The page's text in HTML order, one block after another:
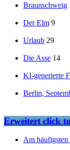
Braunschweig
Der Elm 9
Urlaub 29
Die Asse 14
KI-generierte
Berlin,
Erweitertclick
Am häufigsten